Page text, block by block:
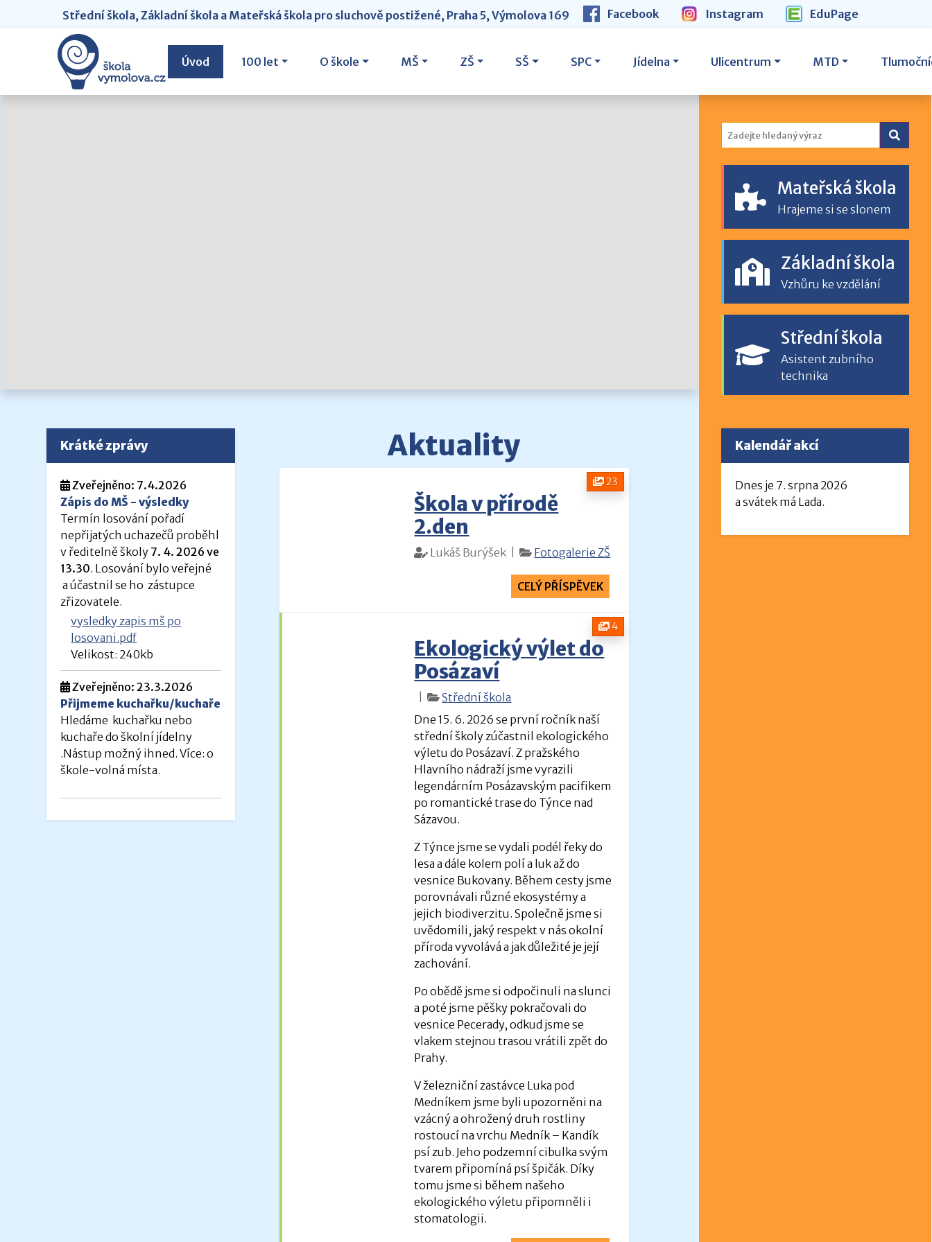
Facebook Instagram EduPage
Střední škola, Základní škola a Mateřská škola pro sluchově postižené, Praha 5, Výmolova 169
Úvod 100 let O škole MŠ ZŠ SŠ SPC Jídelna Ulicentrum MTD
Aktuality
23
Škola v přírodě
2.den
Lukáš Burýšek | Fotogalerie ZŠ
CELÝ PŘÍSPĚVEK
4
Ekologický výlet do
Posázaví
|
Střední škola
Dne 15. 6. 2026 se první ročník naší
střední školy zúčastnil ekologického
výletu do Posázaví. Z pražského
Hlavního nádraží jsme vyrazili
legendárním Posázavským pacifikem
po romantické trase do Týnce nad
Sázavou.
Z Týnce jsme se vydali podél řeky do
lesa a dále kolem polí a luk až do
vesnice Bukovany. Během cesty jsme
porovnávali různé ekosystémy a
jejich biodiverzitu. Společně jsme si
uvědomili, jaký respekt v nás okolní
příroda vyvolává a jak důležité je její
zachování.
Po obědě jsme si odpočinuli na slunci
a poté jsme pěšky pokračovali do
vesnice Pecerady, odkud jsme se
vlakem stejnou trasou vrátili zpět do
Prahy.
V železniční zastávce Luka pod
Medníkem jsme byli upozorněni na
vzácný a ohrožený druh rostliny
rostoucí na vrchu Medník – Kandík
psí zub. Jeho podzemní cibulka svým
tvarem připomíná psí špičák. Díky
tomu jsme si během našeho
ekologického výletu připomněli i
stomatologii.
Krátké zprávy
Zveřejněno: 7.4.2026
Zápis do MŠ - výsledky
Termín losování pořadí
nepřijatých uchazečů proběhl
v ředitelně školy 7. 4. 2026 ve
13.30. Losování bylo veřejné
a účastnil se ho zástupce
zřizovatele.
vysledky zapis mš po
losovani.pdf
Velikost: 240kb
Zveřejněno: 23.3.2026
Přijmeme kuchařku/kuchaře
Hledáme kuchařku nebo
kuchaře do školní jídelny
.Nástup možný ihned. Více: o
škole-volná místa.
Mateřská škola
Hrajeme si se slonem
Základní škola
Vzhůru ke vzdělání
Střední škola
Asistent zubního
technika
Kalendář akcí
Dnes je 7. srpna 2026
a svátek má Lada.